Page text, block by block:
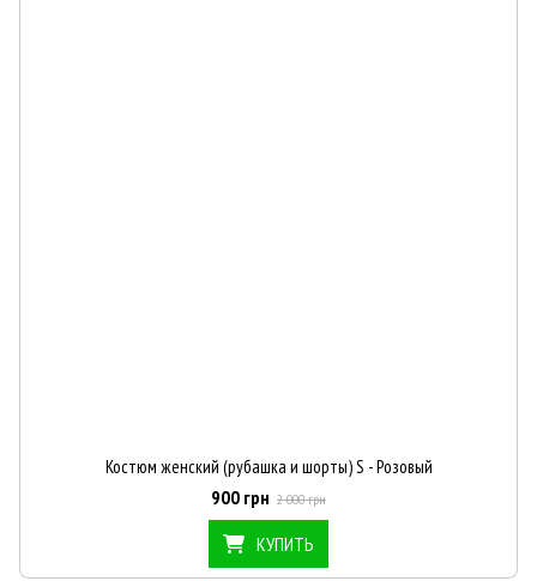
Костюм женский (рубашка и шорты) S - Розовый
900 грн 2 000 грн
КУПИТЬ